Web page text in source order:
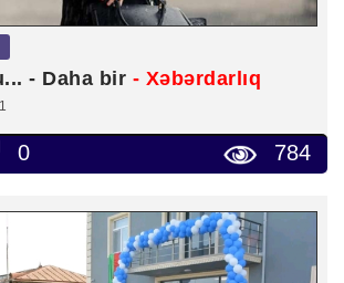
- Daha bir - Xəbərdarlıq
0 784